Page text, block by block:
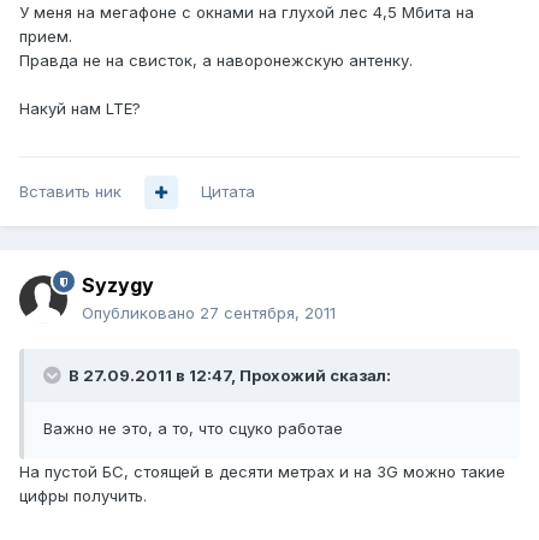
У меня на мегафоне с окнами на глухой лес 4,5 Мбита на
прием.
Правда не на свисток, а наворонежскую антенку.
Накуй нам LTE?
Вставить ник Цитата
Syzygy
Опубликовано 27 сентября, 2011
В 27.09.2011 в 12:47, Прохожий сказал:
Важно не это, а то, что сцуко работае
На пустой БС, стоящей в десяти метрах и на 3G можно такие
цифры получить.